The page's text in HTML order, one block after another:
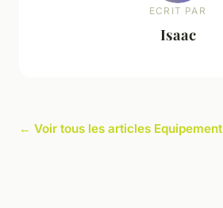
ECRIT PAR
Isaac
← Voir tous les articles Equipement